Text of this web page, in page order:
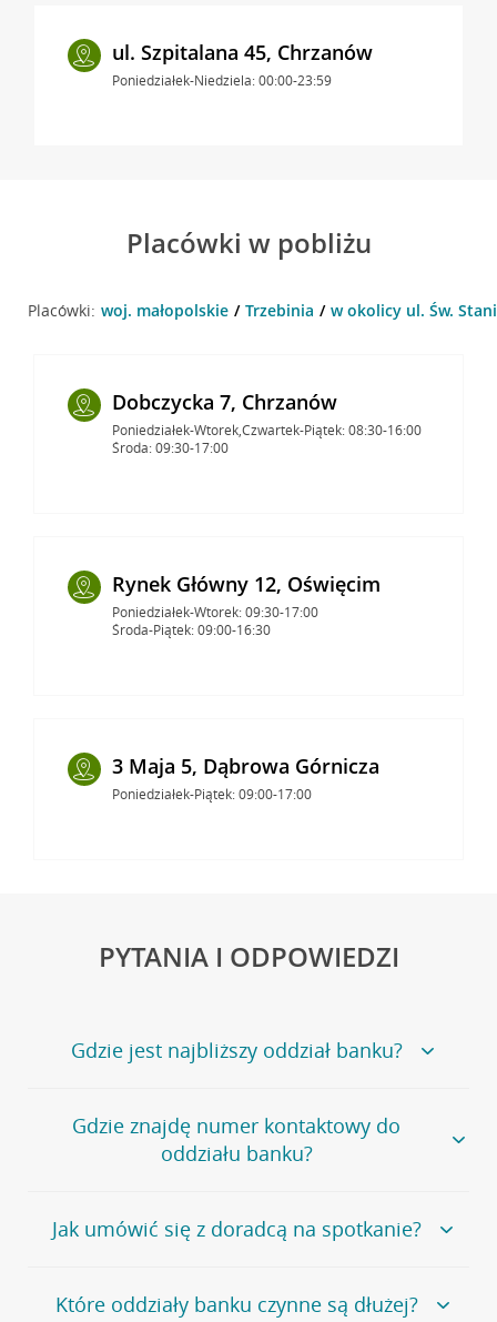
ul. Szpitalana 45, Chrzanów
Poniedziałek-Niedziela: 00:00-23:59
Placówki w pobliżu
Placówki: woj. małopolskie Trzebinia w okolicy ul. Św.
Dobczycka 7, Chrzanów
Poniedziałek-Wtorek,Czwartek-Piątek: 08:30-16:00
Środa: 09:30-17:00
Rynek Główny 12, Oświęcim
Poniedziałek-Wtorek: 09:30-17:00
Środa-Piątek: 09:00-16:30
3 Maja 5, Dąbrowa Górnicza
Poniedziałek-Piątek: 09:00-17:00
PYTANIA I ODPOWIEDZI
Gdzie jest najbliższy oddział banku?
Jeśli szukasz oddziału naszego banku, zapraszamy na
stronęPlacówki i bankomaty, na której znajduje się
wygodna wyszukiwarka.
oddziałów
Gdzie znajdę numer kontaktowy do
oddziału banku?
Bank Credit Agricole nie udostępnia ogólnego numeru
telefonu do placówki bankowej.
umówienia się z doradcą w placówce bankowej .
Jak umówić się z doradcą na spotkanie?
Jeśli jesteś już naszym
klientemmożeszsamodzielnieumówić się na spotkanie z
Które oddziały banku czynne są dłużej?